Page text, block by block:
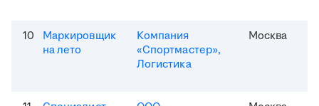
10
Маркировщик
на лето
Компания
«Спортмастер»,
Логистика
Москва